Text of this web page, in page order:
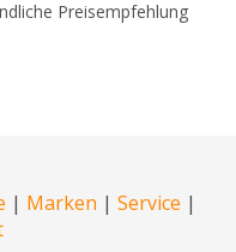
Preisempfehlung
| Marken | Service |